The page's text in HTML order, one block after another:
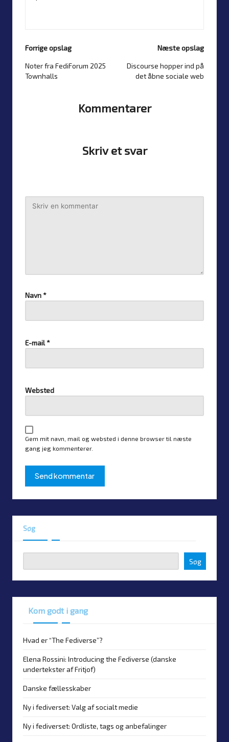
Post
Forrige opslag
Noter fra FediForum 2025
Townhalls
Næste opslag
Discourse hopper ind på
det åbne sociale web
Kommentarer
Skriv et svar
Navn*
E-mail*
Websted
Gem mit navn, mail og websted i denne browser til næste
gang jeg kommenterer.
Søg
Søg
Kom godt i gang
Hvad er “The Fediverse”?
Elena Rossini: Introducing the Fediverse (danske
undertekster af Fritjof)
Danske fællesskaber
Ny i fediverset: Valg af socialt medie
Ny i fediverset: Ordliste, tags og anbefalinger